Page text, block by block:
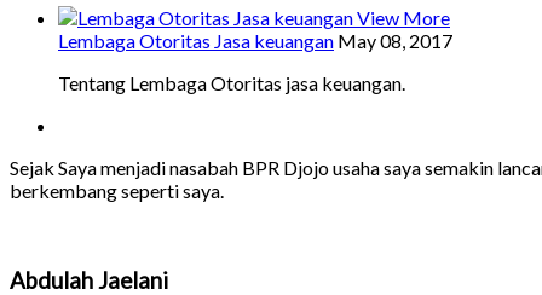
View More
Lembaga Otoritas Jasa keuangan May 08, 2017
Tentang Lembaga Otoritas jasa keuangan.
Sejak Saya menjadi nasabah BPR Djojo usaha saya semakin
berkembang seperti saya.
Abdulah Jaelani